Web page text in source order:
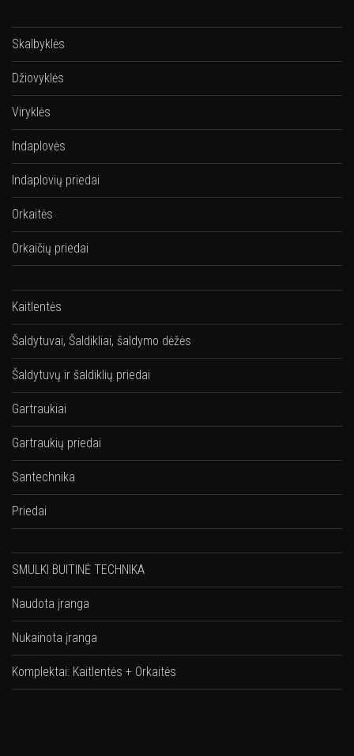
Skalbyklės
Džiovyklės
Viryklės
Indaplovės
Indaplovių priedai
Orkaitės
Orkaičių priedai
Kaitlentės
Šaldytuvai, Šaldikliai, šaldymo dėžės
Šaldytuvų ir šaldiklių priedai
Gartraukiai
Gartraukių priedai
Santechnika
Priedai
SMULKI BUITINĖ TECHNIKA
Naudota įranga
Nukainota įranga
Komplektai: Kaitlentės + Orkaitės